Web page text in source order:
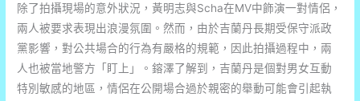
除了拍攝現場的意外狀況，黃明志與Scha在MV中飾演一對情侶，
兩人被要求表現出浪漫氛圍。然而，由於吉蘭丹長期受保守派政
黨影響，對公共場合的行為有嚴格的規範，因此拍攝過程中，兩
人也被當地警方「盯上」。鎔澤了解到，吉蘭丹是個對男女互動
特別敏感的地區，情侶在公開場合過於親密的舉動可能會引起執